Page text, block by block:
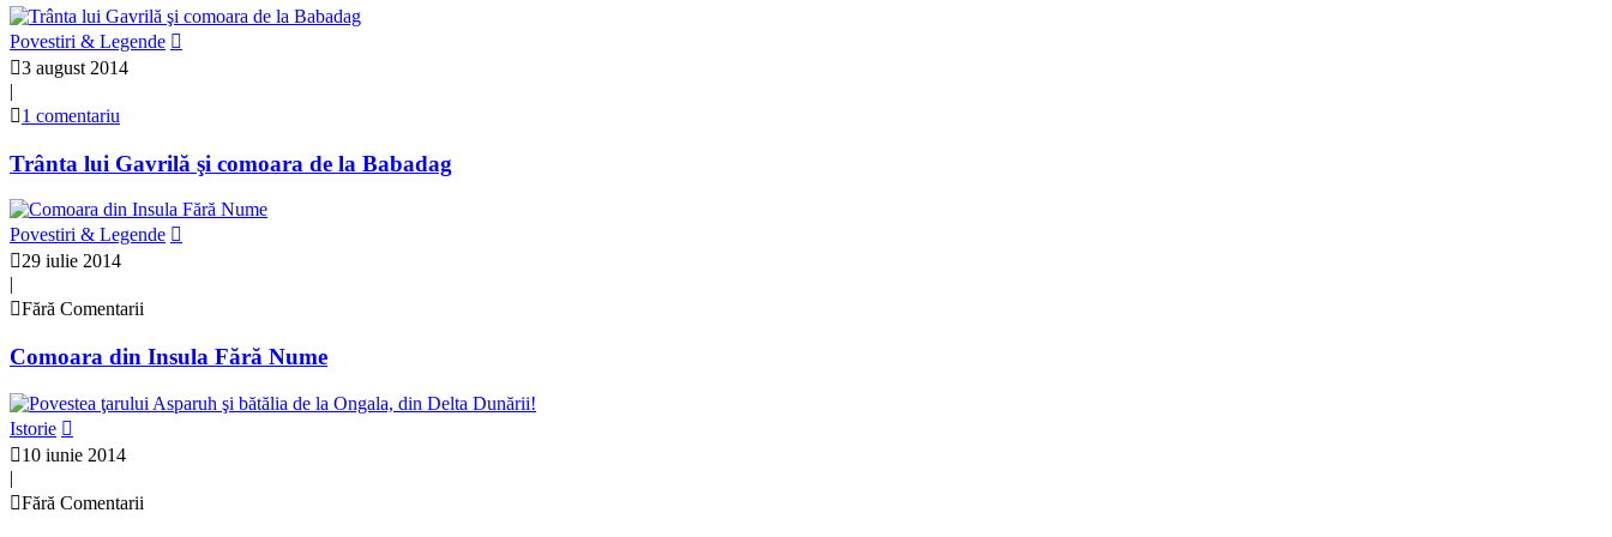
Povestiri & Legende
3 august 2014
|
1 comentariu
Trânta lui Gavrilă şi comoara de la Babadag
Povestiri & Legende
29 iulie 2014
|
Fără Comentarii
Comoara din Insula Fără Nume
Istorie
10 iunie 2014
|
Fără Comentarii